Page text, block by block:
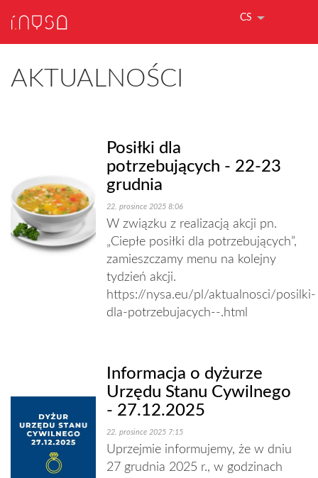
CS
AKTUALNOŚCI
Posiłki dla
potrzebujących - 22-23
grudnia
22. prosince 2025 8:06
W związku z realizacją akcji pn.
„Ciepłe posiłki dla potrzebujących”,
zamieszczamy menu na kolejny
tydzień akcji.
https://nysa.eu/pl/aktualnosci/posilki-
dla-potrzebujacych--.html
Informacja o dyżurze
Urzędu Stanu Cywilnego
- 27.12.2025
22. prosince 2025 7:15
Uprzejmie informujemy, że w dniu
27 grudnia 2025 r., w godzinach